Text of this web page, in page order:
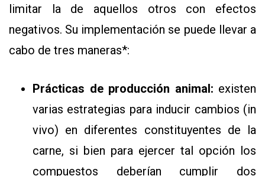
limitar la de aquellos otros con efectos
negativos. Su implementación se puede llevar a
cabo de tres maneras*:
Prácticas de producción animal: existen
varias estrategias para inducir cambios (in
vivo) en diferentes constituyentes de la
carne, si bien para ejercer tal opción los
compuestos deberían cumplir dos